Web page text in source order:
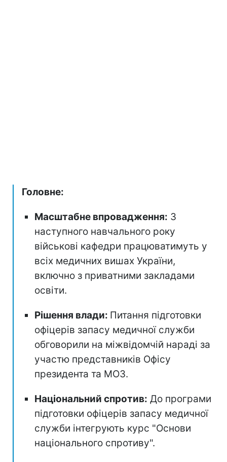
Головне:
Масштабне впровадження: З
наступного навчального року
військові кафедри працюватимуть у
всіх медичних вишах України,
включно з приватними закладами
освіти.
Рішення влади: Питання підготовки
офіцерів запасу медичної служби
обговорили на міжвідомчій нараді за
участю представників Офісу
президента та МОЗ.
Національний спротив: До програми
підготовки офіцерів запасу медичної
служби інтегрують курс "Основи
національного спротиву".